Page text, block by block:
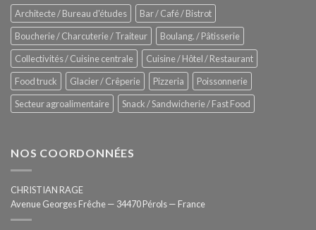
–
Hygiène
totale
automatisée
Architecte / Bureau d'études
Bar / Café / Bistrot
Boucherie / Charcuterie / Traiteur
Boulang. / Pâtisserie
Collectivités / Cuisine centrale
Cuisine / Hôtel / Restaurant
Food truck
Glacier / Crêperie Pizzeria
Poissonnerie
Secteur agroalimentaire
Snack / Sandwicherie / Fast Food
NOS COORDONNÉES
CHRISTIAN RAGE
Avenue Georges Frêche — 34470 Pérols — France